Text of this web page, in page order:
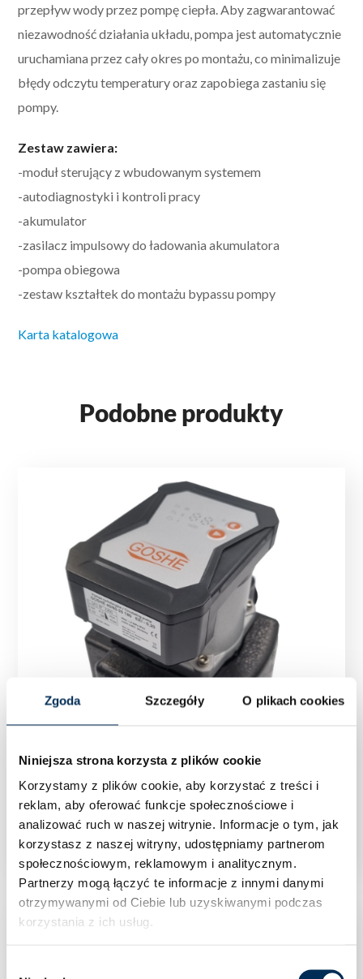
Zgoda Szczegóły O plikach cookies
Niniejsza strona korzysta z plików cookie
Korzystamy z plików cookie, aby korzystać z treści i
reklam, aby oferować funkcje społecznościowe i
analizować ruch w naszej witrynie. Informacje o tym, jak
korzystasz z naszej witryny, udostępniamy partnerom
społecznościowym, reklamowym i analitycznym.
Partnerzy mogą łączyć te informacje z innymi danymi
otrzymywanymi od Ciebie lub uzyskiwanymi podczas
korzystania z ich usług.
przepływ wody przez pompę ciepła. Aby zagwarantować
niezawodność działania układu, pompa jest automatycznie
uruchamiana przez cały okres po montażu, co minimalizuje
błędy odczytu temperatury oraz zapobiega zastaniu się
pompy.
Zestaw zawiera:
-moduł sterujący z wbudowanym systemem
-autodiagnostyki i kontroli pracy
-akumulator
-zasilacz impulsowy do ładowania akumulatora
-pompa obiegowa
-zestaw kształtek do montażu bypassu pompy
Karta katalogowa
Podobne produkty
Pompa elektroniczna APM GOSHE 40/60-25 180